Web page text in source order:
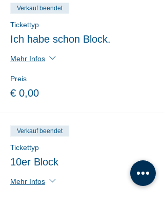
Verkauf beendet
Tickettyp
Ich habe schon Block.
Mehr Infos
Preis
€ 0,00
Verkauf beendet
Tickettyp
10er Block
Mehr Infos